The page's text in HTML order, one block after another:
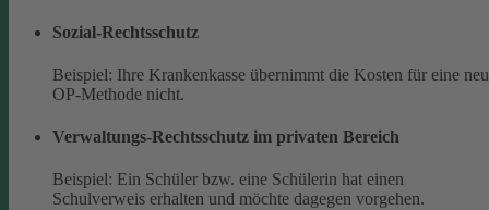
Sozial-Rechtsschutz
Beispiel: Ihre Krankenkasse übernimmt die Kosten für eine
OP-Methode nicht.
Verwaltungs-Rechtsschutz im privaten Bereich
Beispiel: Ein Schüler bzw. eine Schülerin hat einen
Schulverweis erhalten und möchte dagegen vorgehen.